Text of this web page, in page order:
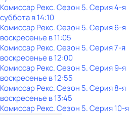
Комиссар Рекс. Сезон 5. Серия 4-я
субботав14:10
Комиссар Рекс. Сезон 5. Серия 6-я
воскресенье в11:05
Комиссар Рекс. Сезон 5. Серия 7-я
воскресенье в12:00
Комиссар Рекс. Сезон 5. Серия 9-я
воскресенье в12:55
Комиссар Рекс. Сезон 5. Серия 8-я
воскресенье в13:45
Комиссар Рекс. Сезон 5. Серия 10-я